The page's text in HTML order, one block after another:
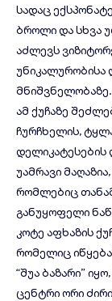
სადაც
ბროლი და სხვა
აძლევს
უნიკალურობისა
მნიშვნელობაზე.
ამ ქუჩაზე
ჩურჩხელის,
დელიკატესების
უამრავი
რომლებიც
განუყოფელი
კოტე აფხაზის
რომელიც
“შუა ბაზარი”
ცენტრი ორი